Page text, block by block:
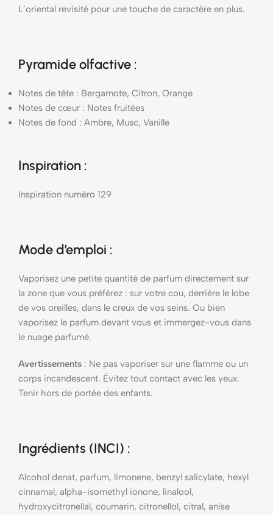
L’oriental revisité pour une touche de caractère en plus.
Pyramideolfactive :
Notes de tête : Bergamote, Citron, Orange
Notes de cœur : Notes fruitées
Notes de fond : Ambre, Musc, Vanille
Inspiration :
Inspiration numéro 129
Mode d’emploi :
Vaporisez une petite quantité de parfum directement sur
la zone que vous préférez : sur votre cou, derrière le lobe
de vos oreilles, dans le creux de vos seins. Ou bien
vaporisez le parfum devant vous et immergez-vous dans
le nuage parfumé.
Avertissements : Ne pas vaporiser sur une flamme ou un
corps incandescent. Évitez tout contact avec les yeux.
Tenir hors de portée des enfants.
Ingrédients (INCI) :
Alcohol denat, parfum, limonene, benzyl salicylate, hexyl
cinnamal, alpha-isomethyl ionone, linalool,
hydroxycitronellal, coumarin, citronellol, citral, anise